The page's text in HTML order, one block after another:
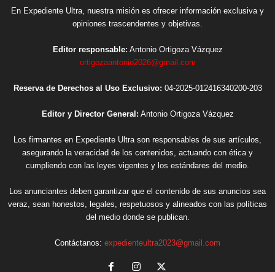
En Expediente Ultra, nuestra misión es ofrecer información exclusiva y
opiniones trascendentes y objetivas.
Editor responsable: Antonio Ortigoza Vázquez
ortigozaantonio2026@gmail.com
Reserva de Derechos al Uso Exclusivo: 04-2025-012416340200-203
Editor y Director General: Antonio Ortigoza Vázquez
Los firmantes en Expediente Ultra son responsables de sus artículos,
asegurando la veracidad de los contenidos, actuando con ética y
cumpliendo con las leyes vigentes y los estándares del medio.
Los anunciantes deben garantizar que el contenido de sus anuncios sea
veraz, sean honestos, legales, respetuosos y alineados con las políticas
del medio donde se publican.
Contáctanos: expedienteultra2023@gmail.com